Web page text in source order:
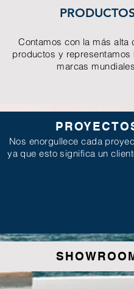
Contamos con la más alta
productos y representamos
marcas
Nos enorgullece cada
ya que esto significa un